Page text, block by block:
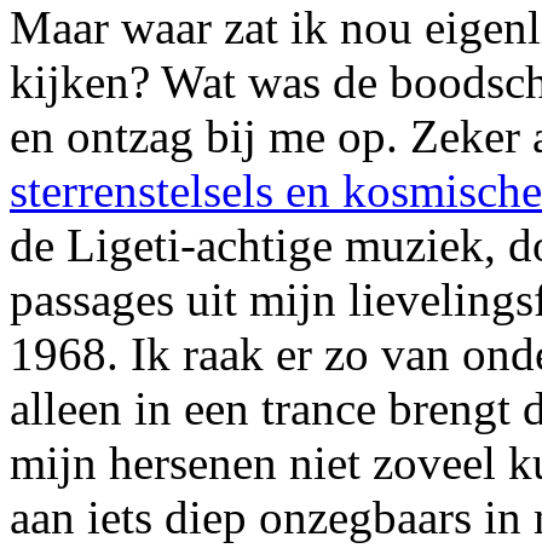
Maar waar zat ik nou
kijken? Wat was de
en ontzag bij me op.
sterrenstelsels en
de Ligeti-achtige muziek,
passages uit mijn
1968. Ik raak er zo van
alleen in een trance brengt
mijn hersenen niet zoveel
aan iets diep onzegbaars